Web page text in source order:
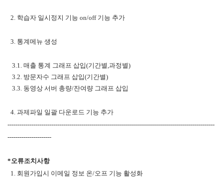
2. 학습자 일시정지 기능 on/off 기능 추가
3. 통계메뉴 생성
3.1. 매출 통계 그래프 삽입(기간별,과정별)
3.2. 방문자수 그래프 삽입(기간별)
3.3. 동영상 서버 총량/잔여량 그래프 삽입
4. 과제파일 일괄 다운로드 기능 추가
--------------------------------------------------------------------------------------------------------
----------------------
*오류조치사항
1. 회원가입시 이메일 정보 온/오프 기능 활성화